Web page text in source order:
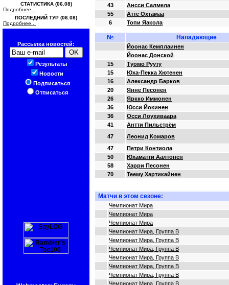
СТАТИСТИКА (06.08)
Подробнее...
ПОСЛЕДНИЙ ТУР (06.08)
Подробнее...
Рассылка новостей:
Результаты
Новости
Подписаться
Отписаться
43
Ансси Салмела
55
Атте Охтамаа
6
Топи Яакола
№ Нападающие
Йоонас Кемплаинен
Йоонас Донской
15
Туомо Рууту
15
Юха-Пекка Хютенен
16
Александр Барков
20
Янне Песонен
26
Яркко Иммонен
36
Юсси Йокинен
36
Осси Лоухиваара
41
Антти Пильстрём
47
Леонид Комаров
47
Петри Контиола
50
Юхаматти Аалтонен
58
Харри Песонен
70
Теему Хартикайнен
Матчи в этом сезоне:
Чемпионат Мира
Чемпионат Мира
Чемпионат Мира
Чемпионат Мира, Группа B
Чемпионат Мира, Группа B
Чемпионат Мира, Группа B
Чемпионат Мира, Группа B
Чемпионат Мира, Группа B
Чемпионат Мира, Группа B
Чемпионат Мира, Группа B